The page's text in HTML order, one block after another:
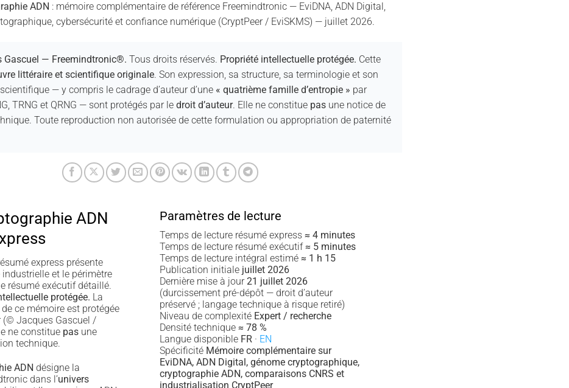
ADN : mémoire complémentaire de référence Freemindtronic — EviDNA, ADN Digital,
cybersécurité et confiance numérique (CryptPeer / EviSKMS) — juillet 2026.
Gascuel — Freemindtronic®. Tous droits réservés. Propriété intellectuelle protégée. Cette
littéraire et scientifique originale. Son expression, sa structure, sa terminologie et son
— y compris le cadrage d’auteur d’une « quatrième famille d’entropie » par
TRNG et QRNG — sont protégés par le droit d’auteur. Elle ne constitue pasune notice de
Toute reproduction non autorisée de cette formulation ou appropriation de paternité
ADN
express présente
industrielle et le périmètre
résumé exécutif détaillé.
protégée. La
de ce mémoire est protégée
(© Jacques Gascuel /
ne constitue pasune
technique.
ADN désigne la
dans l’univers
Paramètres de lecture
Temps de lecture résumé express ≈ 4 minutes
Temps de lecture résumé exécutif≈ 5 minutes
Temps de lecture intégral estimé ≈ 1 h 15
Publication initiale juillet 2026
Dernière mise à jour21 juillet 2026
(durcissement pré-dépôt — droit d’auteur
préservé ; langage technique à risque retiré)
Niveau de complexité Expert / recherche
Densité technique ≈ 78 %
Langue disponible FR · EN
Spécificité Mémoire complémentaire sur
EviDNA, ADN Digital, génome cryptographique,
cryptographie ADN, comparaisons CNRS et
industrialisation CryptPeer